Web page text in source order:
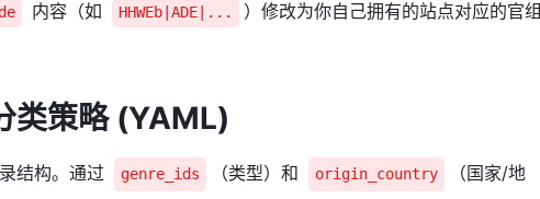
内容（如 HHWEb|ADE|...
）修改为你自己拥有的站点对应的官组
类策略 (YAML)
结构。通过 genre_ids （类型）和 origin_country
（国家/地